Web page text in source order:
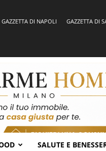
GAZZETTA DI NAPOLI GAZZETTA DI
SALUTE E